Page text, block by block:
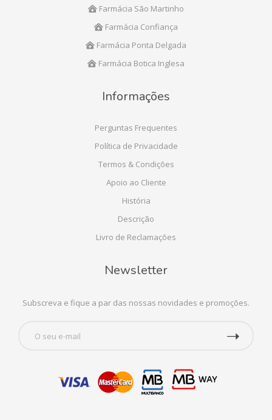
Farmácia São Martinho
Farmácia Confiança
Farmácia Ponta Delgada
Farmácia Botica Inglesa
Informações
Perguntas Frequentes
Política de Privacidade
Termos & Condições
Apoio ao Cliente
História
Descrição
Livro de Reclamações
Newsletter
Subscreva e fique a par das nossas novidades e promoções.